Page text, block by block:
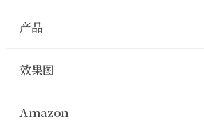
产品
效果图
Amazon